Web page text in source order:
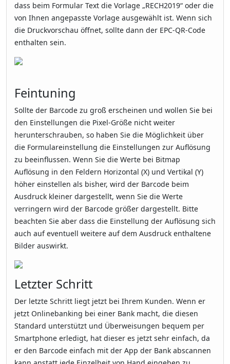
dass beim Formular Text die Vorlage „RECH2019“ oder die
von Ihnen angepasste Vorlage ausgewählt ist. Wenn sich
die Druckvorschau öffnet, sollte dann der EPC-QR-Code
enthalten sein.
Feintuning
Sollte der Barcode zu groß erscheinen und wollen Sie bei
den Einstellungen die Pixel-Größe nicht weiter
herunterschrauben, so haben Sie die Möglichkeit über
die Formulareinstellung die Einstellungen zur Auflösung
zu beeinflussen. Wenn Sie die Werte bei Bitmap
Auflösung in den Feldern Horizontal (X) und Vertikal (Y)
höher einstellen als bisher, wird der Barcode beim
Ausdruck kleiner dargestellt, wenn Sie die Werte
verringern wird der Barcode größer dargestellt. Bitte
beachten Sie aber dass die Einstellung der Auflösung sich
auch auf eventuell weitere auf dem Ausdruck enthaltene
Bilder auswirkt.
Letzter Schritt
Der letzte Schritt liegt jetzt bei Ihrem Kunden. Wenn er
jetzt Onlinebanking bei einer Bank macht, die diesen
Standard unterstützt und Überweisungen bequem per
Smartphone erledigt, hat dieser es jetzt sehr einfach, da
er den Barcode einfach mit der App der Bank abscannen